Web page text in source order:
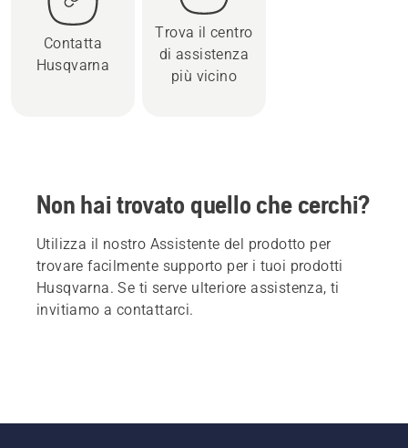
Contatta
Husqvarna
Trova il centro
di assistenza
più vicino
Non hai trovato quello che cerchi?
Utilizza il nostro Assistente del prodotto per
trovare facilmente supporto per i tuoi prodotti
Husqvarna. Se ti serve ulteriore assistenza, ti
invitiamo a contattarci.